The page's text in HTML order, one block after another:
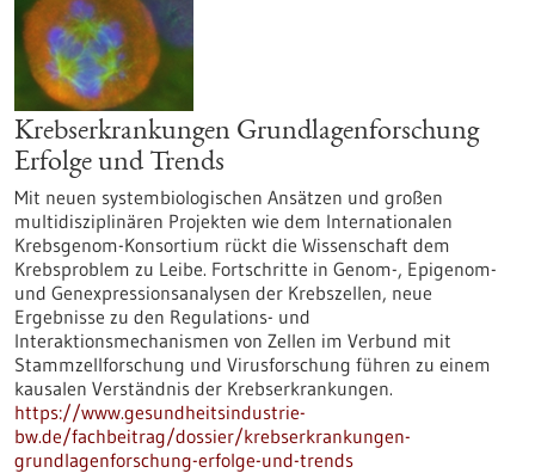
Krebserkrankungen Grundlagenforschung
Erfolge und Trends
Mit neuen systembiologischen Ansätzen und großen
multidisziplinären Projekten wie dem Internationalen
Krebsgenom-Konsortium rückt die Wissenschaft dem
Krebsproblem zu Leibe. Fortschritte in Genom-, Epigenom-
und Genexpressionsanalysen der Krebszellen, neue
Ergebnisse zu den Regulations- und
Interaktionsmechanismen von Zellen im Verbund mit
Stammzellforschung und Virusforschung führen zu einem
kausalen Verständnis der Krebserkrankungen.
https://www.gesundheitsindustrie-
bw.de/fachbeitrag/dossier/krebserkrankungen-
grundlagenforschung-erfolge-und-trends